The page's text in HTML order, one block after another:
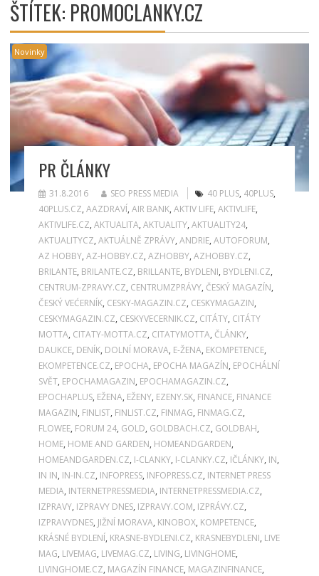
ŠTÍTEK: PROMOCLANKY.CZ
Novinky
PR ČLÁNKY
31.8.2016 SEO PRESS MEDIA 40 PLUS, 40PLUS,
40PLUS.CZ, AAZDRAVÍ, AIR BANK, AKTIV LIFE, AKTIVLIFE,
AKTIVLIFE.CZ, AKTUALITA, AKTUALITY, AKTUALITY24,
AKTUALITYCZ, AKTUÁLNĚ ZPRÁVY, ANDRIE, AUTOFORUM,
AZ HOBBY, AZ-HOBBY.CZ, AZHOBBY, AZHOBBY.CZ,
BRILANTE, BRILANTE.CZ, BRILLANTE, BYDLENI, BYDLENI.CZ,
CENTRUM-ZPRAVY.CZ, CENTRUMZPRÁVY, ČESKÝ MAGAZÍN,
ČESKÝ VEĆERNÍK, CESKY-MAGAZIN.CZ, CESKYMAGAZIN,
CESKYMAGAZIN.CZ, CESKYVECERNIK.CZ, CITÁTY, CITÁTY
MOTTA, CITATY-MOTTA.CZ, CITATYMOTTA, ČLÁNKY,
DAUKCE, DENÍK, DOLNÍ MORAVA, E-ŽENA, EKOMPETENCE,
EKOMPETENCE.CZ, EPOCHA, EPOCHA MAGAZÍN, EPOCHÁLNÍ
SVĚT, EPOCHAMAGAZIN, EPOCHAMAGAZIN.CZ,
EPOCHAPLUS, EŽENA, EŽENY, EZENY.SK, FINANCE, FINANCE
MAGAZIN, FINLIST, FINLIST.CZ, FINMAG, FINMAG.CZ,
FLOWEE, FORUM 24, GOLD, GOLDBACH.CZ, GOLDBAH,
HOME, HOME AND GARDEN, HOMEANDGARDEN,
HOMEANDGARDEN.CZ, I-CLANKY, I-CLANKY.CZ, IČLÁNKY, IN,
IN IN, IN-IN.CZ, INFOPRESS, INFOPRESS.CZ, INTERNET PRESS
MEDIA, INTERNETPRESSMEDIA, INTERNETPRESSMEDIA.CZ,
IZPRAVY, IZPRAVY DNES, IZPRAVY.COM, IZPRÁVY.CZ,
IZPRAVYDNES, JIŽNÍ MORAVA, KINOBOX, KOMPETENCE,
KRÁSNÉ BYDLENÍ, KRASNE-BYDLENI.CZ, KRASNEBYDLENI, LIVE
MAG, LIVEMAG, LIVEMAG.CZ, LIVING, LIVINGHOME,
LIVINGHOME.CZ, MAGAZÍN FINANCE, MAGAZINFINANCE,